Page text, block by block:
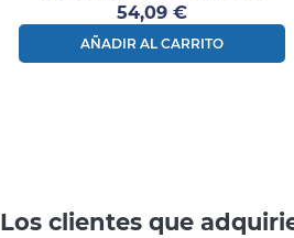
Precio
54,09 €
AÑADIR AL CARRITO
Los clientes que